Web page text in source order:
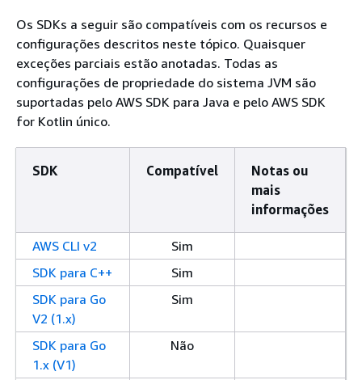
Os SDKs a seguir são compatíveis com os recursos e
configurações descritos neste tópico. Quaisquer
exceções parciais estão anotadas. Todas as
configurações de propriedade do sistema JVM são
suportadas pelo AWS SDK para Java e pelo AWS SDK
for Kotlin único.
SDK Compatível
Notas ou
mais
informações
AWS CLI v2
Sim
SDK para C++
Sim
SDK para Go
V2 (1.x)
Sim
SDK para Go
1.x (V1)
Não